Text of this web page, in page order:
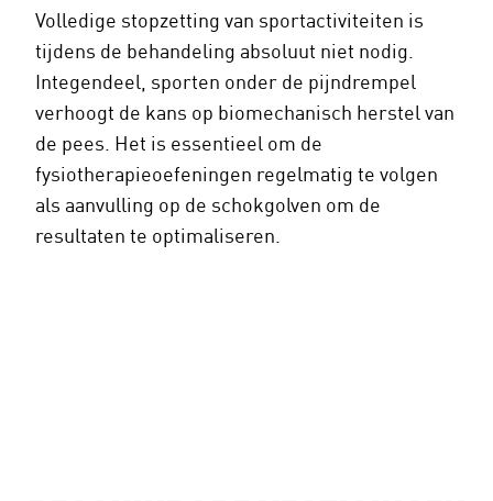
Volledige stopzetting van sportactiviteiten is
tijdens de behandeling absoluut niet nodig.
Integendeel, sporten onder de pijndrempel
verhoogt de kans op biomechanisch herstel van
de pees. Het is essentieel om de
fysiotherapieoefeningen regelmatig te volgen
als aanvulling op de schokgolven om de
resultaten te optimaliseren.